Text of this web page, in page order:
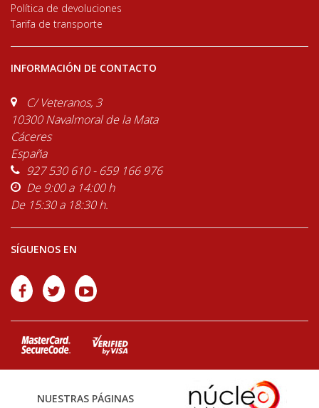
Política de devoluciones
Tarifa de transporte
INFORMACIÓN DE CONTACTO
C/ Veteranos, 3
10300 Navalmoral de la Mata
Cáceres
España
927 530 610 - 659 166 976
De 9:00 a 14:00 h
De 15:30 a 18:30 h.
SÍGUENOS EN
NUESTRAS PÁGINAS